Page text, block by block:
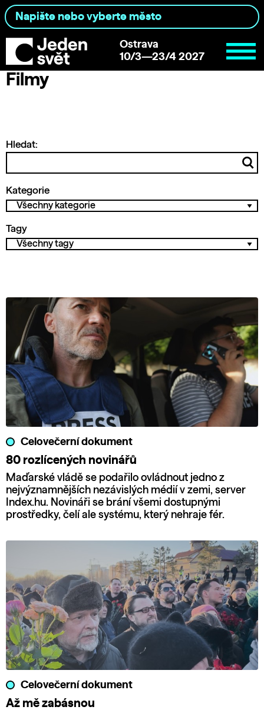
Ostrava
10/3—23/4 2027
Filmy
Hledat:
Kategorie
Tagy
Celovečerní dokument
80 rozlícených novinářů
Maďarské vládě se podařilo ovládnout jedno z
nejvýznamnějších nezávislých médií v zemi, server
Index.hu. Novináři se brání všemi dostupnými
prostředky, čelí ale systému, který nehraje fér.
Celovečerní dokument
Až mě zabásnou